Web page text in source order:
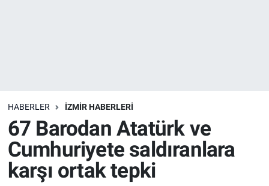
HABERLER İZMİR HABERLERİ
67 Barodan Atatürk ve
Cumhuriyete saldıranlara
karşı ortak tepki